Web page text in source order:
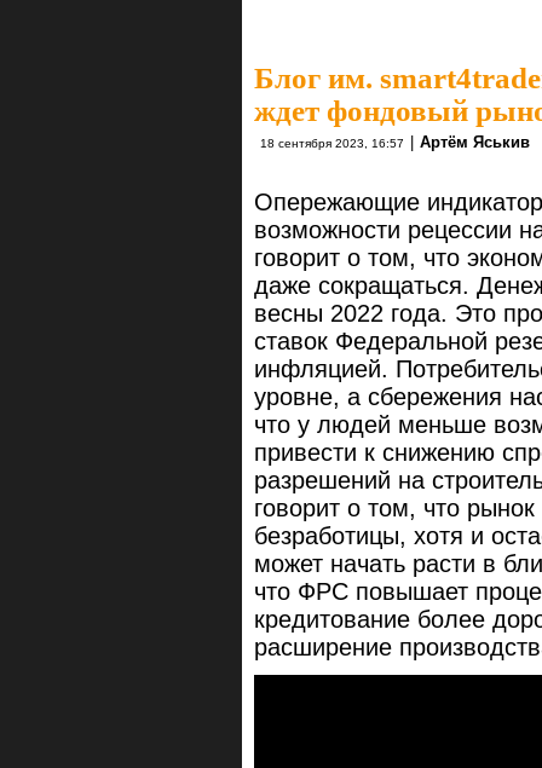
Блог им.
ждет фондовый
18 сентября 2023, 16:57 Артём Яськив
Опережающие
возможности рецессии
говорит о том, что
даже сокращаться.
весны 2022 года. Это
ставок Федеральной
инфляцией.
уровне, а сбережения
что у людей меньше
привести к снижению
разрешений на
говорит о том, что
безработицы, хотя и
может начать расти в
что ФРС повышает
кредитование более
расширение